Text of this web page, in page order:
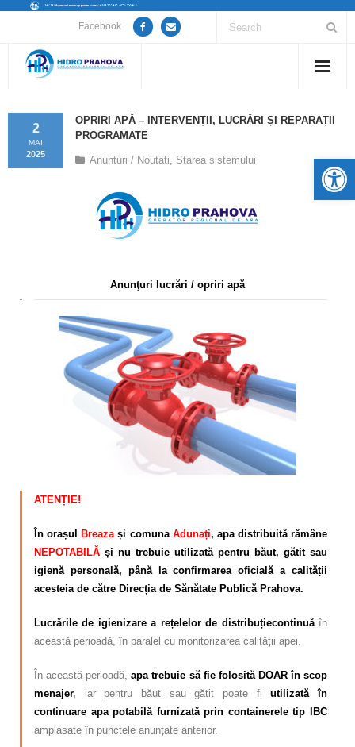
Facebook
Despre noi
Guvernanță Corporativă
Informații de interes public
Calitatea apei
Comunicare
OPRIRI APĂ – INTERVENȚII, LUCRĂRI ȘI REPARAȚII
PROGRAMATE
2
MAI
2025 Anunturi / Noutati, Starea sistemului
Anunţuri lucrări / opriri apă
ATENȚIE!
În orașulBreaza și comuna Adunați, apa distribuită rămâne
NEPOTABILĂ și nu trebuie utilizată pentru băut, gătit sau
igienă personală, până la confirmarea oficială a calității
acesteia de către Direcția de Sănătate Publică Prahova.
Lucrările de igienizare a rețelelor de distribuțiecontinuă în
această perioadă, în paralel cu monitorizarea calității apei.
În această perioadă,apa trebuie să fie folosită DOAR înscop
menajer, iar pentru băut sau gătit poate fiutilizată în
continuare apa potabilă furnizată prin containerele tip IBC
amplasate în punctele anunțate anterior.